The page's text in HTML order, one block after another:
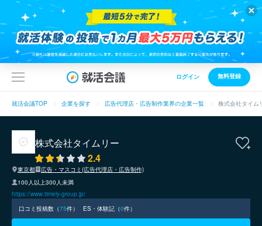
ログイン 無料登録
就活会議TOP 企業を探す 広告代理店・広告制作業界の企業一覧 株式会社タイム
株式会社タイムリー
2.4
東京都
広告・マスコミ(広告代理店・広告制作)
100人以上300人未満
https://www.timely-group.jp/
口コミ投稿数（75件） ES・体験記（0件）